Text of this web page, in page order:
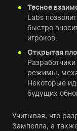
Тесное
Labs
быстро
игроков.
Открытая
режимы,
Некоторые
будущих
Учитывая, что
Зампелла, а